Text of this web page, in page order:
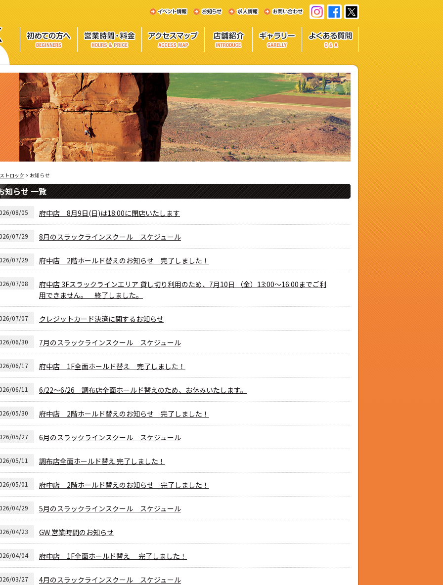
トロック > お知らせ
知らせ 一覧
08/05 府中店 8月9日(日)は18:00に閉店いたします
07/29 8月のスラックラインスクール スケジュール
07/29 府中店 2階ホールド替えのお知らせ 完了しました！
07/08
府中店 3Fスラックラインエリア 貸し切り利用のため、7月10日 （金）13:00～16:00までご利
用できません。 終了しました。
07/07 クレジットカード決済に関するお知らせ
06/30 7月のスラックラインスクール スケジュール
06/17 府中店 1F全面ホールド替え 完了しました！
06/11 6/22～6/26 調布店全面ホールド替えのため、お休みいたします。
05/30 府中店 2階ホールド替えのお知らせ 完了しました！
05/27 6月のスラックラインスクール スケジュール
05/11 調布店全面ホールド替え 完了しました！
05/01 府中店 2階ホールド替えのお知らせ 完了しました！
04/29 5月のスラックラインスクール スケジュール
04/23 GW 営業時間のお知らせ
04/04 府中店 1F全面ホールド替え 完了しました！
03/27 4月のスラックラインスクール スケジュール